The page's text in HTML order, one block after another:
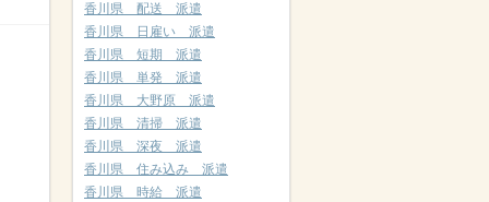
香川県 配送 派遣
香川県 日雇い 派遣
香川県 短期 派遣
香川県 単発 派遣
香川県 大野原 派遣
香川県 清掃 派遣
香川県 深夜 派遣
香川県 住み込み 派遣
香川県 時給 派遣